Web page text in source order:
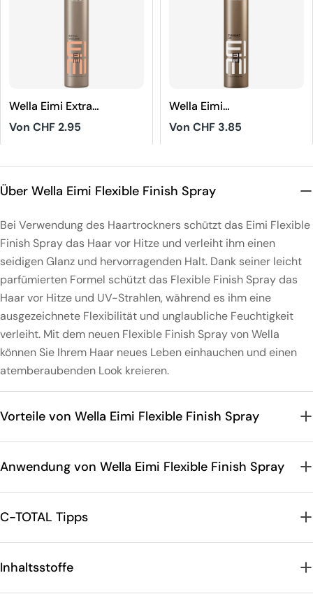
Wella Eimi Extra
Volume Strong
Hold Mousse
Regulärer
Von CHF 2.95
Wella Eimi
Dynamic Fix 45
Sec.Crafting
Regulärer
Von CHF 3.85
Über Wella Eimi Flexible Finish Spray
Bei Verwendung des Haartrockners schützt das Eimi Flexible
Finish Spray das Haar vor Hitze und verleiht ihm einen
seidigen Glanz und hervorragenden Halt. Dank seiner leicht
parfümierten Formel schützt das Flexible Finish Spray das
Haar vor Hitze und UV-Strahlen, während es ihm eine
ausgezeichnete Flexibilität und unglaubliche Feuchtigkeit
verleiht. Mit dem neuen Flexible Finish Spray von Wella
können Sie Ihrem Haar neues Leben einhauchen und einen
atemberaubenden Look kreieren.
Vorteile von Wella Eimi Flexible Finish Spray
Anwendung von Wella Eimi Flexible Finish Spray
C-TOTAL Tipps
Inhaltsstoffe